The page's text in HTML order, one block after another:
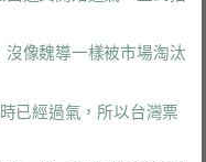
沒像魏導一樣被市場淘汰
已經過氣，所以台灣票